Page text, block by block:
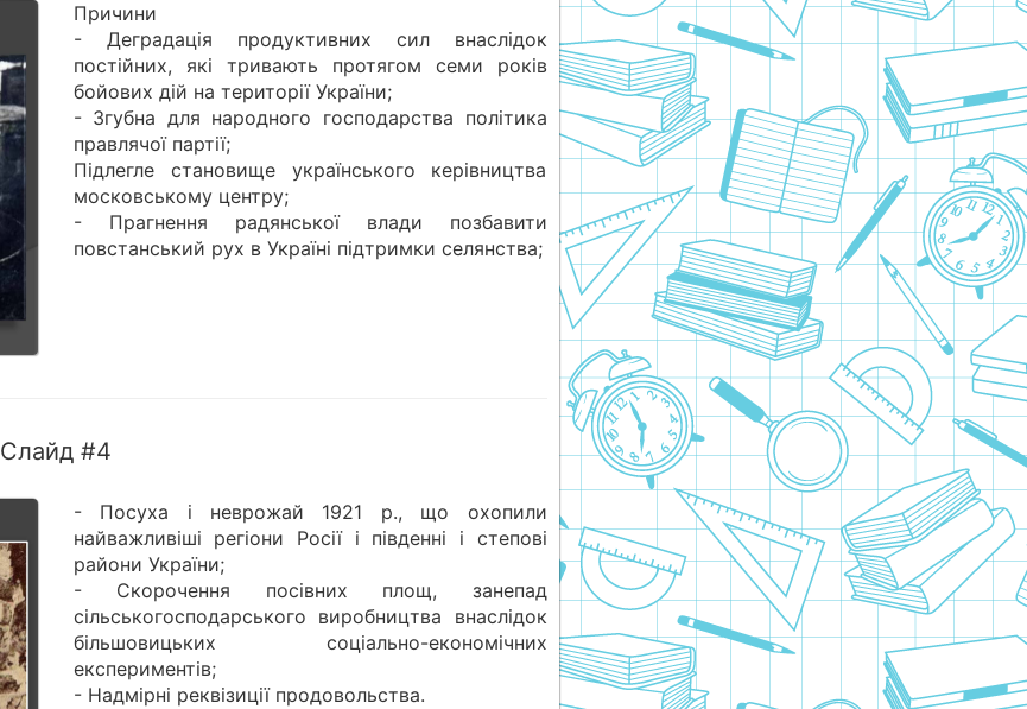
Причини
- Деградація продуктивних сил внаслідок
постійних, які тривають протягом семи років
бойових дій на території України;
- Згубна для народного господарства політика
правлячої партії;
Підлегле становище українського керівництва
московському центру;
- Прагнення радянської влади позбавити
повстанський рух в Україні підтримки селянства;
Слайд #4
- Посуха і неврожай 1921 р., що охопили
найважливіші регіони Росії і південні і степові
райони України;
- Скорочення посівних площ, занепад
сільськогосподарського виробництва внаслідок
більшовицьких соціально-економічних
експериментів;
- Надмірні реквізиції продовольства.